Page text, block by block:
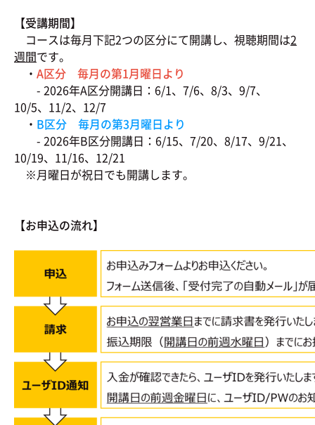
【受講期間】
コースは毎月下記2つの区分にて開講し、視聴期間は2
週間です。
・ A区分 毎月の第1月曜日より
- 2026年A区分開講日：6/1、7/6、8/3、9/7、
10/5、11/2、12/7
・ B区分 毎月の第3月曜日より
- 2026年B区分開講日：6/15、7/20、8/17、9/21、
10/19、11/16、12/21
※月曜日が祝日でも開講します。
【お申込の流れ】